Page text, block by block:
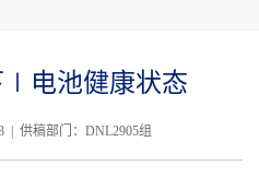
∣电池健康状态
| 供稿部门：DNL2905组